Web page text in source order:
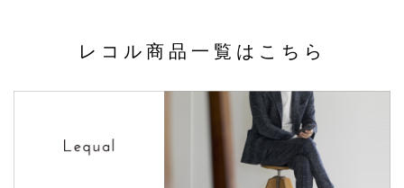
レコル商品一覧はこちら